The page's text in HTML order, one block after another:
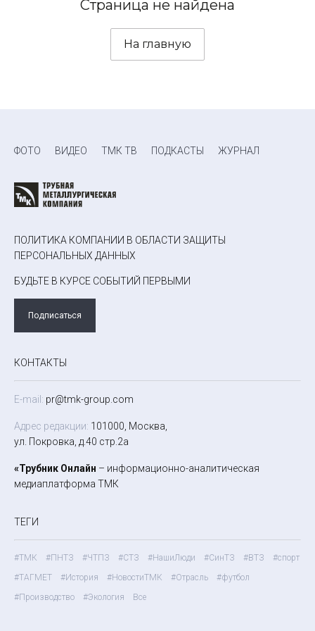
Страница не найдена
На главную
ФОТО ВИДЕО ТМК ТВ ПОДКАСТЫ ЖУРНАЛ
ПОЛИТИКА КОМПАНИИ В ОБЛАСТИ ЗАЩИТЫ
ПЕРСОНАЛЬНЫХ ДАННЫХ
БУДЬТЕ В КУРСЕ СОБЫТИЙ ПЕРВЫМИ
Подписаться
КОНТАКТЫ
E-mail: pr@tmk-group.com
Адрес редакции: 101000, Москва,
ул. Покровка, д.40 стр.2а
«Трубник Онлайн – информационно-аналитическая
медиаплатформа ТМК
ТЕГИ
#ТМК #ПНТЗ #ЧТПЗ #СТЗ #НашиЛюди #СинТЗ #ВТЗ
#спорт
#ТАГМЕТ
#История #НовостиТМК #Отрасль
#футбол
#Производство
#Экология Все